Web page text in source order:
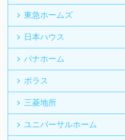
東急ホームズ
日本ハウス
パナホーム
ポラス
三菱地所
ユニバーサルホーム